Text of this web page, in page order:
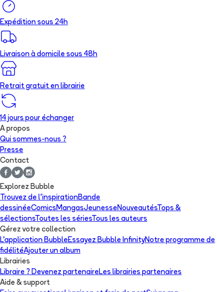
Expédition sous 24h
Livraison à domicile sous 48h
Retrait gratuit en librairie
14 jours pour échanger
A propos
Qui sommes-nous ?
Presse
Contact
Explorez Bubble
Trouvez de l'inspirationBande
dessinéeComicsMangasJeunesseNouveautésTops &
sélectionsToutes les sériesTous les auteurs
Gérez votre collection
L'application BubbleEssayez Bubble InfinityNotre programme de
fidélitéAjouter un album
Librairies
Libraire ? Devenez partenaireLes librairies partenaires
Aide & support